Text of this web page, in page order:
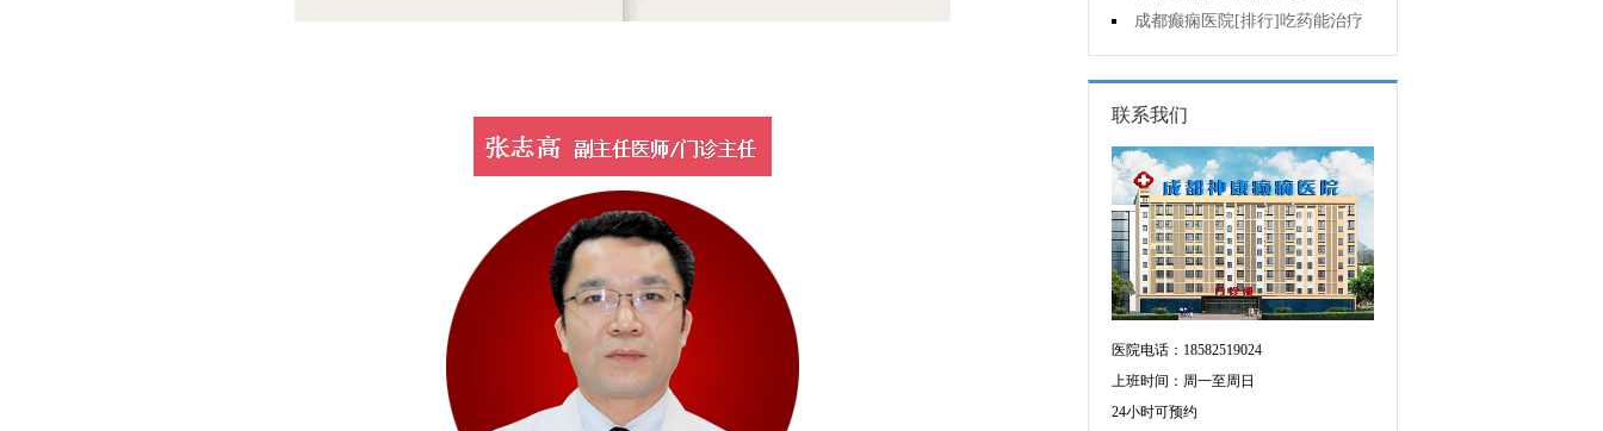
增多的原因是什么?
成都癫痫医院[排行]吃药能治疗
好癫痫吗?
联系我们
医院电话：18582519024
上班时间：周一至周日
24小时可预约